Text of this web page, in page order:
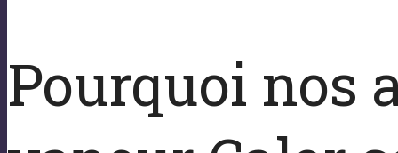
Pourquoi nos